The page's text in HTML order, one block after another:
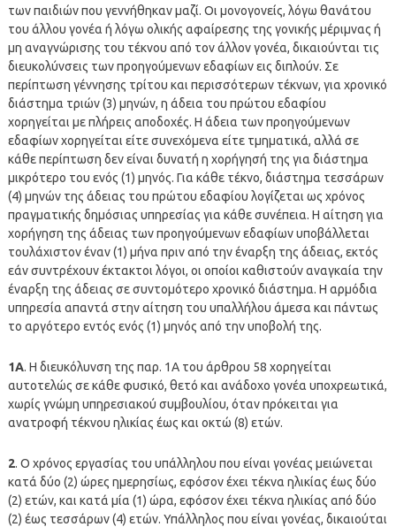
των παιδιών που γεννήθηκαν μαζί. Οι μονογονείς, λόγω θανάτου
του άλλου γονέα ή λόγω ολικής αφαίρεσης της γονικής μέριμνας ή
μη αναγνώρισης του τέκνου από τον άλλον γονέα, δικαιούνται τις
διευκολύνσεις των προηγούμενων εδαφίων εις διπλούν. Σε
περίπτωση γέννησης τρίτου και περισσότερων τέκνων, για χρονικό
διάστημα τριών (3) μηνών, η άδεια του πρώτου εδαφίου
χορηγείται με πλήρεις αποδοχές. Η άδεια των προηγούμενων
εδαφίων χορηγείται είτε συνεχόμενα είτε τμηματικά, αλλά σε
κάθε περίπτωση δεν είναι δυνατή η χορήγησή της για διάστημα
μικρότερο του ενός (1) μηνός. Για κάθε τέκνο, διάστημα τεσσάρων
(4) μηνών της άδειας του πρώτου εδαφίου λογίζεται ως χρόνος
πραγματικής δημόσιας υπηρεσίας για κάθε συνέπεια. Η αίτηση για
χορήγηση της άδειας των προηγούμενων εδαφίων υποβάλλεται
τουλάχιστον έναν (1) μήνα πριν από την έναρξη της άδειας, εκτός
εάν συντρέχουν έκτακτοι λόγοι, οι οποίοι καθιστούν αναγκαία την
έναρξη της άδειας σε συντομότερο χρονικό διάστημα. Η αρμόδια
υπηρεσία απαντά στην αίτηση του υπαλλήλου άμεσα και πάντως
το αργότερο εντός ενός (1) μηνός από την υποβολή της.
1Α. Η διευκόλυνση της παρ. 1Α του άρθρου 58 χορηγείται
αυτοτελώς σε κάθε φυσικό, θετό και ανάδοχο γονέα υποχρεωτικά,
χωρίς γνώμη υπηρεσιακού συμβουλίου, όταν πρόκειται για
ανατροφή τέκνου ηλικίας έως και οκτώ (8) ετών.
2. Ο χρόνος εργασίας του υπάλληλου που είναι γονέας μειώνεται
κατά δύο (2) ώρες ημερησίως, εφόσον έχει τέκνα ηλικίας έως δύο
(2) ετών, και κατά μία (1) ώρα, εφόσον έχει τέκνα ηλικίας από δύο
(2) έως τεσσάρων (4) ετών. Υπάλληλος που είναι γονέας, δικαιούται